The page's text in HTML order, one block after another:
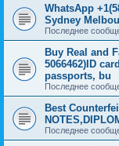
WhatsApp
Sydney
Последнее
Buy Real and
5066462)ID
passports, bu
Последнее
Best
Последнее